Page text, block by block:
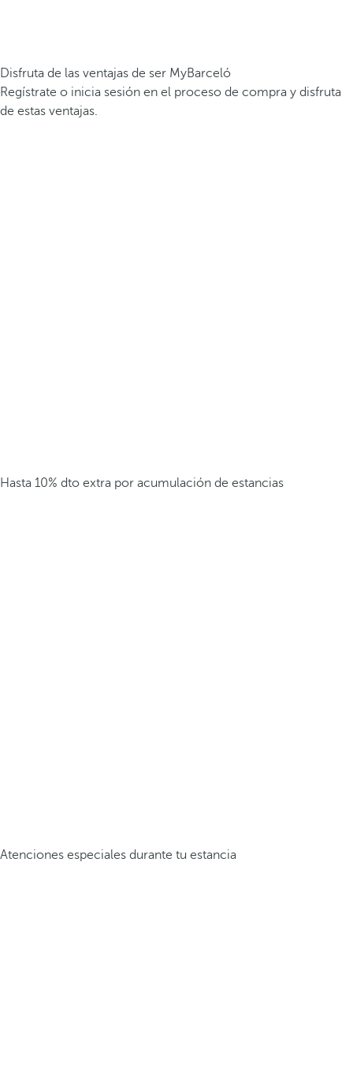
Disfruta de las ventajas de ser MyBarceló
Regístrate o inicia sesión en el proceso de compra y disfruta
de estas ventajas.
Hasta 10% dto extra por acumulación de estancias
Atenciones especiales durante tu estancia